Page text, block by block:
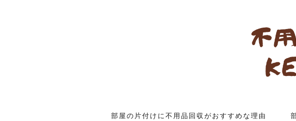
部屋の片付けに不用品回収がおすすめな理由